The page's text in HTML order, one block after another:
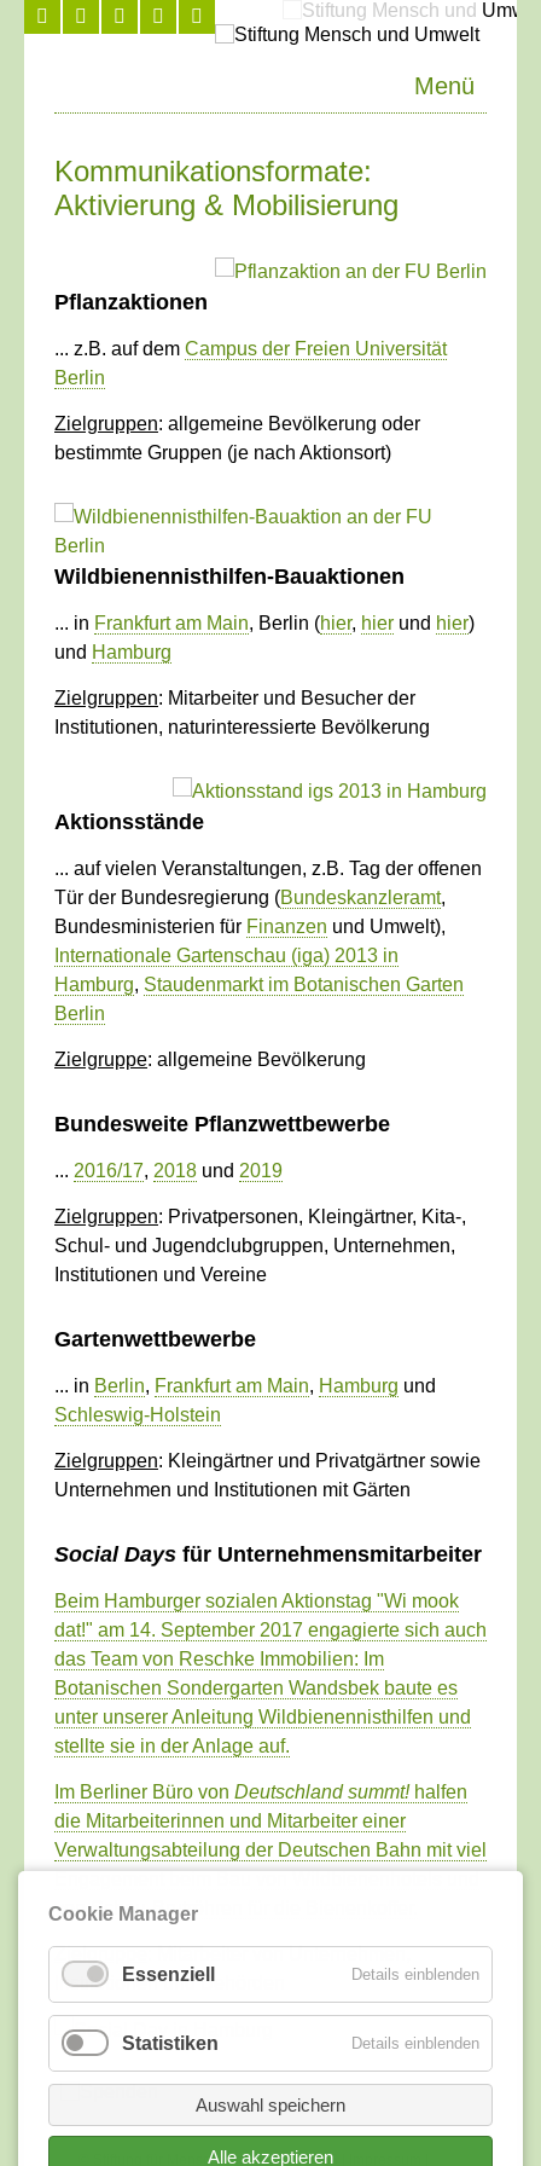
Cookie Manager
Essenziell Details einblenden
Statistiken Details einblenden
Auswahl speichern
Alle akzeptieren
Menü
Kommunikationsformate:
Aktivierung & Mobilisierung
Pflanzaktionen
... z.B. auf dem Campus der Freien Universität
Berlin
Zielgruppen: allgemeine Bevölkerung oder
bestimmte Gruppen (je nach Aktionsort)
Wildbienennisthilfen-Bauaktionen
... in Frankfurt am Main, Berlin (hier, hier und hier)
und Hamburg
Zielgruppen: Mitarbeiter und Besucher der
Institutionen, naturinteressierte Bevölkerung
Aktionsstände
... auf vielen Veranstaltungen, z.B. Tag der offenen
Tür der Bundesregierung (Bundeskanzleramt,
Bundesministerien für Finanzen und Umwelt),
Internationale Gartenschau (iga) 2013 in
Hamburg, Staudenmarkt im Botanischen Garten
Berlin
Zielgruppe: allgemeine Bevölkerung
Bundesweite Pflanzwettbewerbe
... 2016/17, 2018 und 2019
Zielgruppen: Privatpersonen, Kleingärtner, Kita-,
Schul- und Jugendclubgruppen, Unternehmen,
Institutionen und Vereine
Gartenwettbewerbe
... in Berlin, Frankfurt am Main, Hamburg und
Schleswig-Holstein
Zielgruppen: Kleingärtner und Privatgärtner sowie
Unternehmen und Institutionen mit Gärten
Social Days für Unternehmensmitarbeiter
Beim Hamburger sozialen Aktionstag "Wi mook
dat!" am 14. September 2017 engagierte sich auch
das Team von Reschke Immobilien: Im
Botanischen Sondergarten Wandsbek baute es
unter unserer Anleitung Wildbienennisthilfen und
stellte sie in der Anlage auf.
Im Berliner Büro von Deutschland summt!halfen
die Mitarbeiterinnen und Mitarbeiter einer
Verwaltungsabteilung der Deutschen Bahn mit viel
von Schau-Brutröhren für die Bienenkoffer.
Zielgruppe: Mitarbeiter von Unternehmen,
Institutionen und Behörden
© Stiftung für Mensch und Umwelt 2026 |